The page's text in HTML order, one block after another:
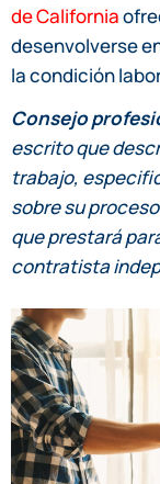
de California
desenvolverse
la condición
Consejo
escrito que
trabajo,
sobre su
que prestará
contratista